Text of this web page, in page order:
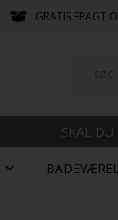
GRATIS FRAGT
SKAL DU